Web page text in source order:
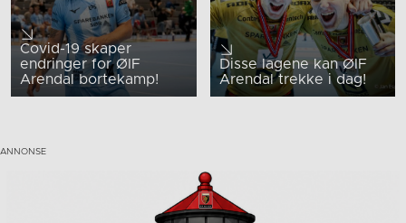
Covid-19 skaper
endringer for ØIF
Arendal bortekamp!
Disse lagene kan ØIF
Arendal trekke i dag!